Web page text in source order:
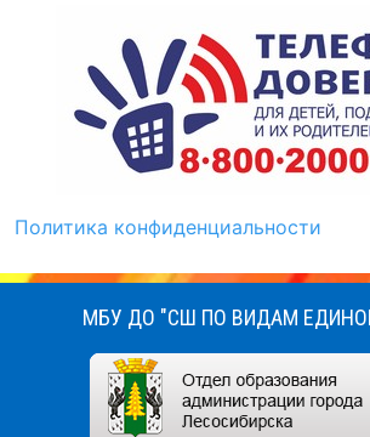
Политика конфиденциальности
МБУ ДО "СШ ПО ВИДАМ